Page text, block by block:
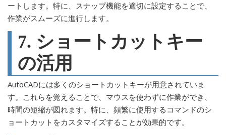
ートします。特に、スナップ機能を適切に設定することで、
作業がスムーズに進行します。
7. ショートカットキー
の活用
AutoCADには多くのショートカットキーが用意されていま
す。これらを覚えることで、マウスを使わずに作業ができ、
時間の短縮が図れます。特に、頻繁に使用するコマンドのシ
ョートカットをカスタマイズすることが効果的です。